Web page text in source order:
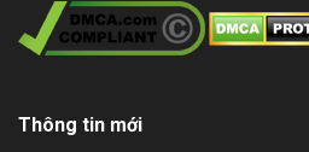
Thông tin mới